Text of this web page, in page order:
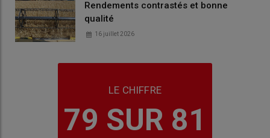
Rendements contrastés et bonne
qualité
16 juillet 2026
LE CHIFFRE
79 SUR 81